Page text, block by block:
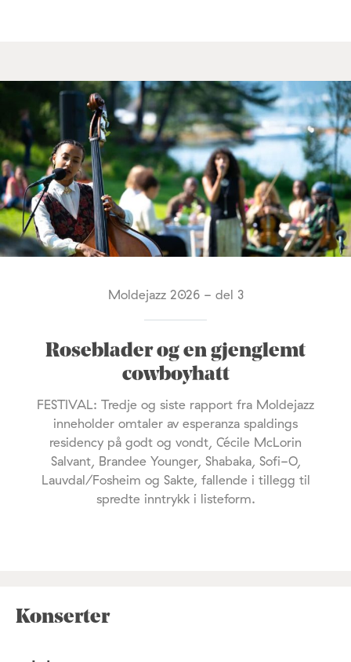
Moldejazz 2026 - del 3
Roseblader og en gjenglemt
cowboyhatt
FESTIVAL: Tredje og siste rapport fra Moldejazz
inneholder omtaler av esperanza spaldings
residency på godt og vondt, Cécile McLorin
Salvant, Brandee Younger, Shabaka, Sofi-O,
Lauvdal/Fosheim og Sakte, fallende i tillegg til
spredte inntrykk i listeform.
Konserter